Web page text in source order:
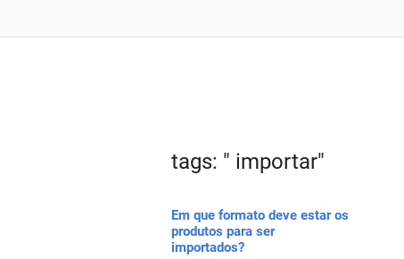
tags: " importar"
Em que formato deve estar os
produtos para ser
importados?